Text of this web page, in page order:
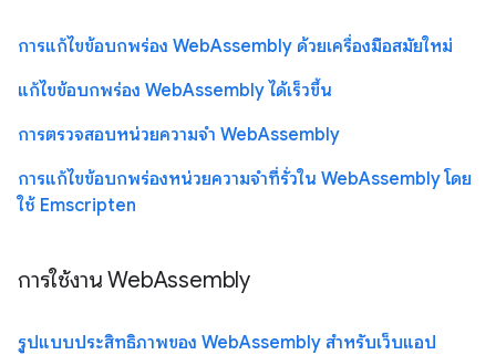
การแก้ไขข้อบกพร่อง WebAssembly ด้วยเครื่องมือสมัยใหม่
แก้ไขข้อบกพร่อง WebAssembly ได้เร็วขึ้น
การตรวจสอบหน่วยความจำ WebAssembly
การแก้ไขข้อบกพร่องหน่วยความจำที่รั่วใน WebAssembly โดย
ใช้ Emscripten
การใช้งาน WebAssembly
รูปแบบประสิทธิภาพของ WebAssembly สำหรับเว็บแอป